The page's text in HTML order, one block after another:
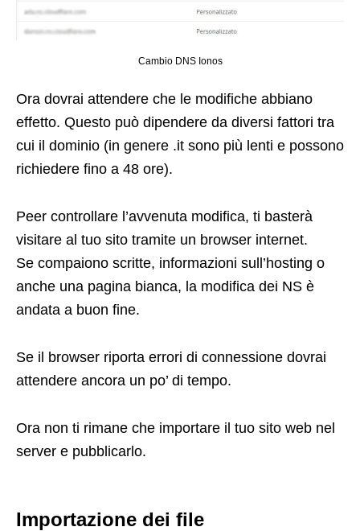
Cambio DNS Ionos
Ora dovrai attendere che le modifiche abbiano
effetto. Questo può dipendere da diversi fattori tra
cui il dominio (in genere .it sono più lenti e possono
richiedere fino a 48 ore).
Peer controllare l’avvenuta modifica, ti basterà
visitare al tuo sito tramite un browser internet.
Se compaiono scritte, informazioni sull’hosting o
anche una pagina bianca, la modifica dei NS è
andata a buon fine.
Se il browser riporta errori di connessione dovrai
attendere ancora un po’ di tempo.
Ora non ti rimane che importare il tuo sito web nel
server e pubblicarlo.
Importazione dei file